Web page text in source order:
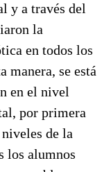
y a través del
la
en todos los
manera, se está
en el nivel
por primera
de la
los alumnos